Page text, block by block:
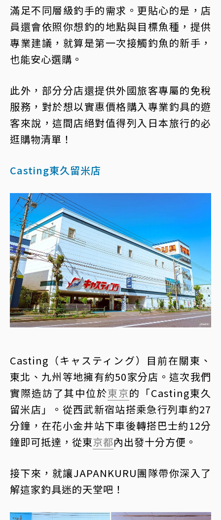
滿足不同層級釣手的需求。更貼心的是，店
員還會依照你想釣的地點與目標魚種，提供
專業建議，就算是第一次接觸釣魚的新手，
也能安心選購。
此外，部分分店還提供外國旅客專屬的免稅
服務，對於想以實惠價格購入專業釣具的遊
客來說，這間店絕對值得列入日本旅行的必
逛購物清單！
Casting東久留米店
Casting（キャスティング）目前在關東、
東北、九州等地擁有約50家分店。這次我們
實際造訪了其中位於東京的「Casting東久
留米店」。從西武新宿站搭乘急行列車約27
分鐘，在花小金井站下車後轉搭巴士約12分
鐘即可抵達，從東京都內出發十分方便。
接下來，就讓JAPANKURU團隊帶你深入了
解這家釣具迷的天堂吧！